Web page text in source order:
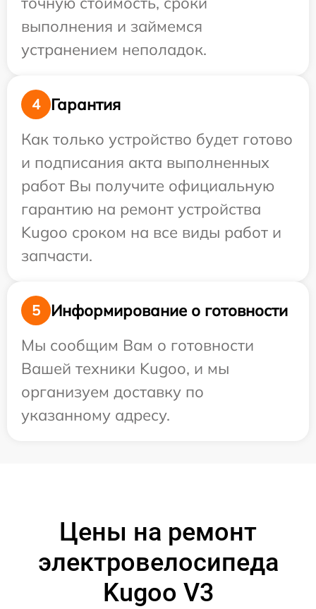
выполнения и займемся
устранением неполадок.
4
Гарантия
Как только устройство будет готово
и подписания акта выполненных
работ Вы получите официальную
гарантию на ремонт устройства
Kugoo сроком на все виды работ и
запчасти.
5
Информирование о готовности
Мы сообщим Вам о готовности
Вашей техники Kugoo, и мы
организуем доставку по
указанному адресу.
Цены на ремонт
электровелосипеда
Kugoo V3